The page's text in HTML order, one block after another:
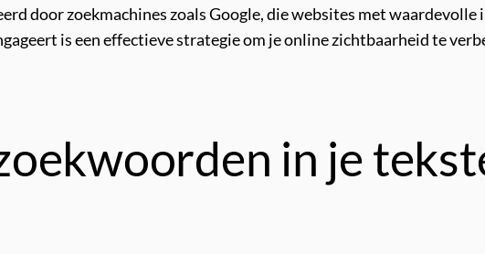
door zoekmachines zoals Google, die websites met waardevolle
is een effectieve strategie om je online zichtbaarheid te
in je